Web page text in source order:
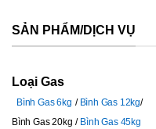
SẢN PHẨM/DỊCH VỤ
Loại Gas
Bình Gas 6kg
Bình Gas 12kg
Bình Gas 20kg
Bình Gas 45kg